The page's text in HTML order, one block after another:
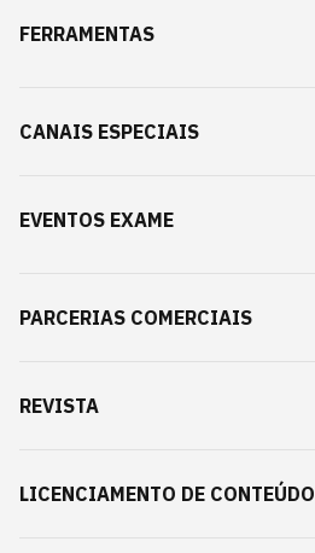
FERRAMENTAS
CANAIS ESPECIAIS
EVENTOS EXAME
PARCERIAS COMERCIAIS
REVISTA
LICENCIAMENTO DE CONTEÚDO